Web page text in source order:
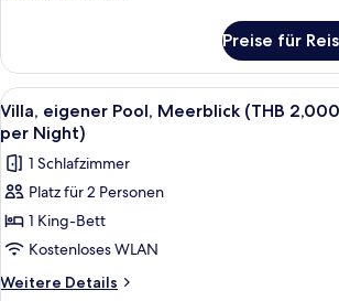
Resort
credit
per
Night)
anzeigen
eigener
Pool,
Meerblick
(THB
2,000
Net
Resort
per
Night)
Preise für
Alle
Fotos
für
Villa,
eigener
Pool,
Meerblick
(THB
5
Villa, eigener Pool, Meerblick (THB
per Night)
1 Schlafzimmer
Platz für 2 Personen
1 King-Bett
Kostenloses WLAN
Weitere Details
Weitere